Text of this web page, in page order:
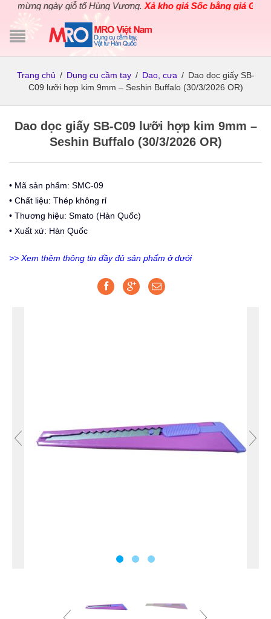
mừng ngày giỗ tổ Hùng Vương.Xả kho giá Sốc bằng giá Gốccho
Trang chủ / Dụng cụ cầm tay / Dao, cưa / Dao dọc giấy SB-
C09 lưỡi hợp kim 9mm – Seshin Buffalo (30/3/2026 OR)
Dao dọc giấy SB-C09 lưỡi hợp kim 9mm –
Seshin Buffalo (30/3/2026 OR)
• Mã sản phẩm: SMC-09
• Chất liệu: Thép không rỉ
• Thương hiệu: Smato (Hàn Quốc)
• Xuất xứ: Hàn Quốc
>> Xem thêm thông tin đầy đủ sản phẩm ở dưới